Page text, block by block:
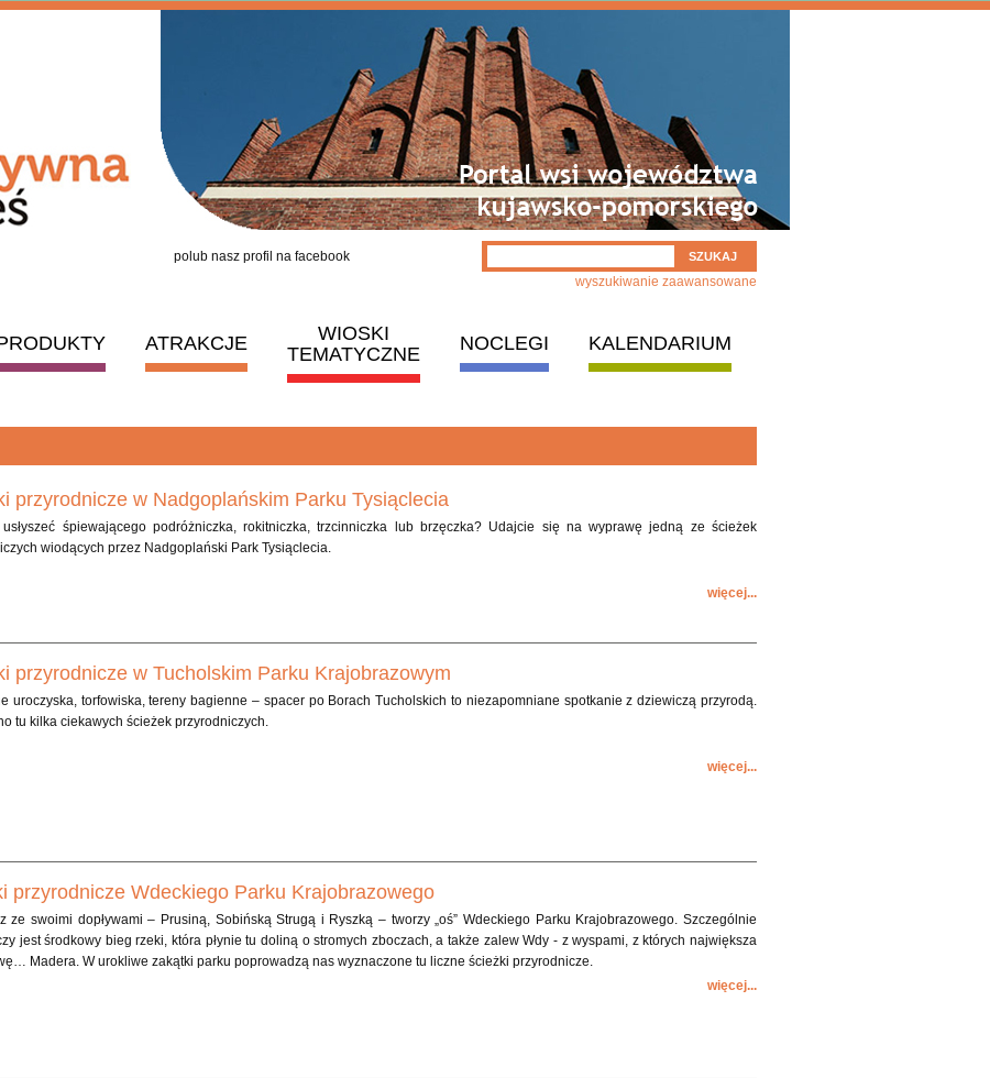
polub nasz profil na facebook
wyszukiwanie zaawansowane
ATRAKCJE
WIOSKI
TEMATYCZNE
NOCLEGI KALENDARIUM
przyrodnicze w Nadgoplańskim Parku Tysiąclecia
śpiewającego podróżniczka, rokitniczka, trzcinniczka lub brzęczka? Udajcie się na wyprawę jedną ze ścieżek
wiodących przez Nadgoplański Park Tysiąclecia.
więcej...
przyrodnicze w Tucholskim Parku Krajobrazowym
uroczyska, torfowiska, tereny bagienne – spacer po Borach Tucholskich to niezapomniane spotkanie z dziewiczą przyrodą.
tu kilka ciekawych ścieżek przyrodniczych.
więcej...
przyrodnicze Wdeckiego Parku Krajobrazowego
ze swoimi dopływami – Prusiną, Sobińską Strugą i Ryszką – tworzy „oś” Wdeckiego Parku Krajobrazowego. Szczególnie
jest środkowy bieg rzeki, która płynie tu doliną o stromych zboczach, a także zalew Wdy - z wyspami, z których największa
Madera. W urokliwe zakątki parku poprowadzą nas wyznaczone tu liczne ścieżki przyrodnicze.
więcej...